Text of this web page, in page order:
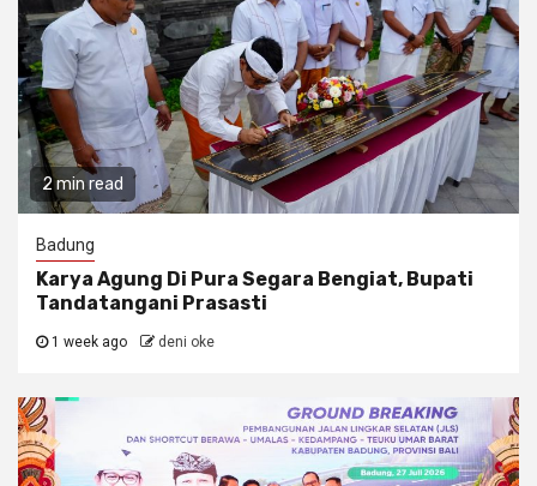
2 min read
Badung
Karya Agung Di Pura Segara Bengiat, Bupati
Tandatangani Prasasti
1 week ago deni oke